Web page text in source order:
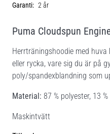
Garanti: 2 år
Puma Cloudspun
Herrträningshoodie med huva
eller rycka, vare sig du är på
poly/spandexblandning som
Material: 87 % polyester, 13
Maskintvätt